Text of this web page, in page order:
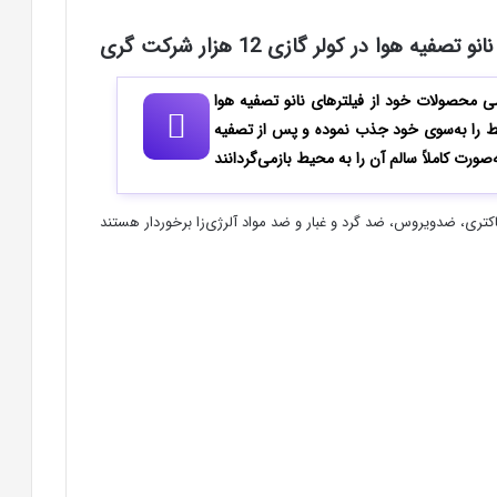
هوا در کولر گازی 12 هزار شرکت گری
خود از فیلترهای نانو تصفیه هوا
را به‌سوی خود جذب نموده و پس از تصفیه